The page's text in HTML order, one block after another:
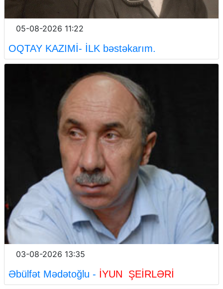
05-08-2026 11:22
OQTAY KAZIMİ- İLK bəstəkarım.
03-08-2026 13:35
Əbülfət Mədətoğlu - İYUN ŞEİRLƏRİ